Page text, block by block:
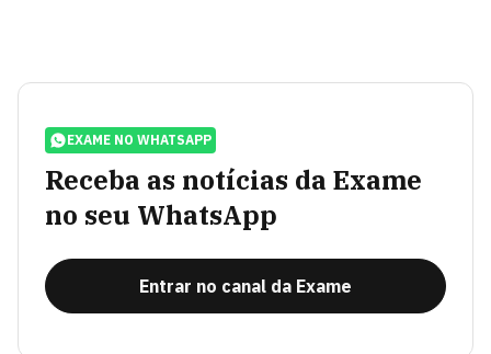
EXAME NO WHATSAPP
Receba as notícias da Exame
no seu WhatsApp
Entrar no canal da Exame